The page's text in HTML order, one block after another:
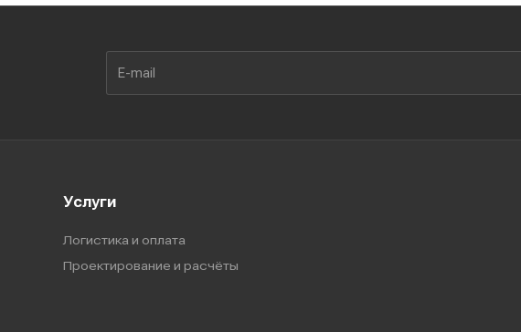
Услуги
Логистика и оплата
Проектирование и расчёты